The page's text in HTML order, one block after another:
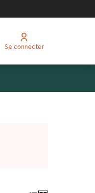
Se connecter